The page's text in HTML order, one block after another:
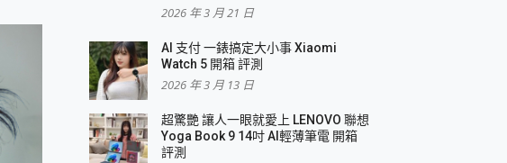
電源 開箱 評測
起
大巨蛋萬人盛典
2026 年 3 月 21 日
AI 支付 一錶搞定大小事 Xiaomi
Watch 5 開箱 評測
2026 年 3 月 13 日
超驚艷 讓人一眼就愛上 LENOVO 聯想
Yoga Book 9 14吋 AI輕薄筆電 開箱
評測